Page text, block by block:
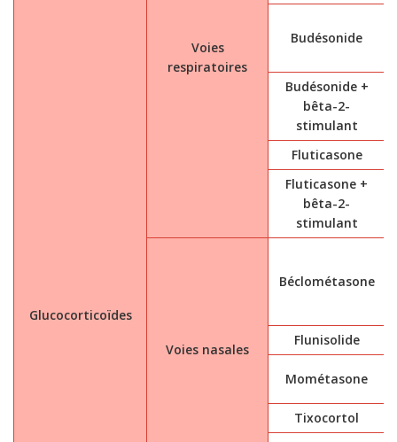
Glucocorticoïdes
Voies
respiratoires
Budésonide
Budésonide +
bêta-2-
stimulant
Fluticasone
Fluticasone +
bêta-2-
stimulant
Voies nasales
Béclométasone
Flunisolide
Mométasone
Tixocortol